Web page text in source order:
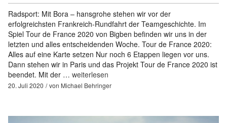
Radsport: Mit Bora – hansgrohe stehen wir vor der
erfolgreichsten Frankreich-Rundfahrt der Teamgeschichte. Im
Spiel Tour de France 2020 von Bigben befinden wir uns in der
letzten und alles entscheidenden Woche. Tour de France 2020:
Alles auf eine Karte setzen Nur noch 6 Etappen liegen vor uns.
Dann stehen wir in Paris und das Projekt Tour de France 2020 ist
beendet. Mit der … weiterlesen
20. Juli 2020 von Michael Behringer